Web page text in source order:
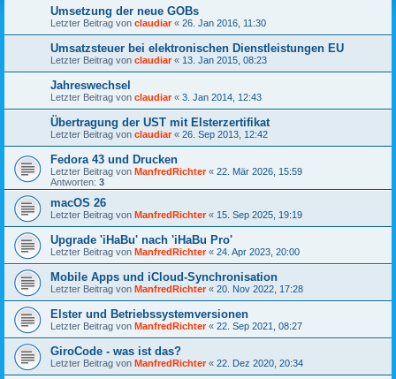
Umsetzung der neue GOBs
Letzter Beitrag von claudiar« 26. Jan 2016, 11:30
Umsatzsteuer bei elektronischen Dienstleistungen EU
Letzter Beitrag von claudiar« 13. Jan 2015, 08:23
Jahreswechsel
Letzter Beitrag von claudiar« 3. Jan 2014, 12:43
Übertragung der UST mit Elsterzertifikat
Letzter Beitrag von claudiar« 26. Sep 2013, 12:42
Fedora 43 und Drucken
Letzter Beitrag von ManfredRichter« 22. Mär 2026, 15:59
Antworten: 3
macOS 26
Letzter Beitrag von ManfredRichter« 15. Sep 2025, 19:19
Upgrade 'iHaBu' nach 'iHaBu Pro'
Letzter Beitrag von ManfredRichter« 24. Apr 2023, 20:00
Mobile Apps und iCloud-Synchronisation
Letzter Beitrag von ManfredRichter« 20. Nov 2022, 17:28
Elster und Betriebssystemversionen
Letzter Beitrag von ManfredRichter« 22. Sep 2021, 08:27
GiroCode - was ist das?
Letzter Beitrag von ManfredRichter« 22. Dez 2020, 20:34